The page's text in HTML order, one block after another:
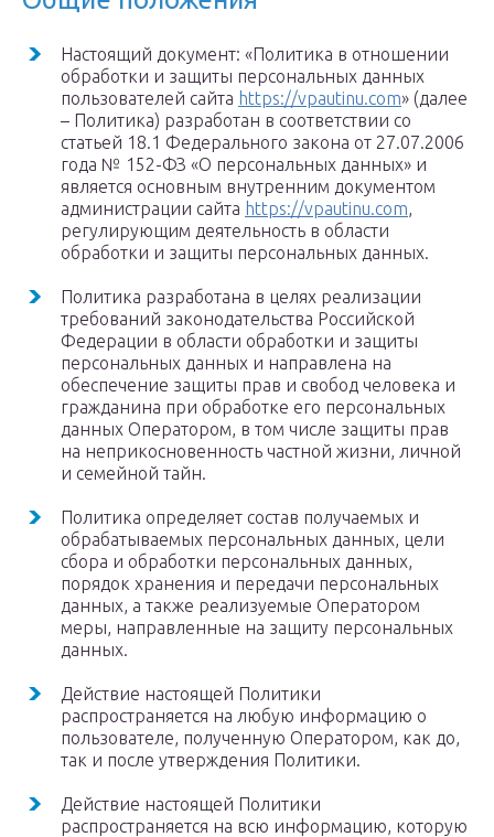
Настоящий документ: «Политика в отношении
обработки и защиты персональных данных
пользователей сайта https://vpautinu.com» (далее
– Политика) разработан в соответствии со
статьей 18.1 Федерального закона от 27.07.2006
года № 152-ФЗ «О персональных данных» и
является основным внутренним документом
администрации сайта https://vpautinu.com,
регулирующим деятельность в области
обработки и защиты персональных данных.
Политика разработана в целях реализации
требований законодательства Российской
Федерации в области обработки и защиты
персональных данных и направлена на
обеспечение защиты прав и свобод человека и
гражданина при обработке его персональных
данных Оператором, в том числе защиты прав
на неприкосновенность частной жизни, личной
и семейной тайн.
Политика определяет состав получаемых и
обрабатываемых персональных данных, цели
сбора и обработки персональных данных,
порядок хранения и передачи персональных
данных, а также реализуемые Оператором
меры, направленные на защиту персональных
данных.
Действие настоящей Политики
распространяется на любую информацию о
пользователе, полученную Оператором, как до,
так и после утверждения Политики.
Действие настоящей Политики
распространяется на всю информацию, которую